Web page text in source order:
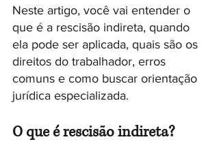
Neste artigo, você vai entender o
que é a rescisão indireta, quando
ela pode ser aplicada, quais são os
direitos do trabalhador, erros
comuns e como buscar orientação
jurídica especializada.
O que é rescisão indireta?